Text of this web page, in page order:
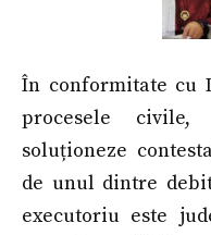
În conformitate cu
procesele civile,
soluționeze
de unul dintre
executoriu este